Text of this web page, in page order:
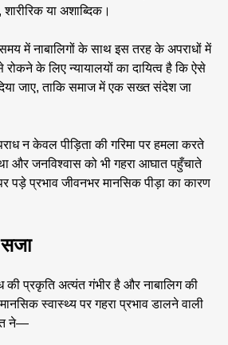
या अशाब्दिक।
में नाबालिगों के साथ इस तरह के अपराधों में
रोकने के लिए न्यायालयों का दायित्व है कि ऐसे
जाए, ताकि समाज में एक सख्त संदेश जा
न केवल पीड़िता की गरिमा पर हमला करते
और जनविश्वास को भी गहरा आघात पहुँचाते
पड़े प्रभाव जीवनभर मानसिक पीड़ा का कारण
प्रकृति अत्यंत गंभीर है और नाबालिग की
स्वास्थ्य पर गहरा प्रभाव डालने वाली
ने—